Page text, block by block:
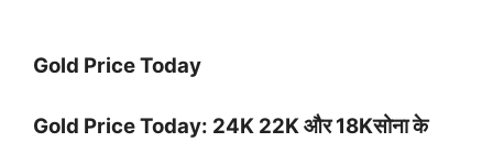
Gold Price Today
Gold Price Today: 24K 22K और 18Kसोना के